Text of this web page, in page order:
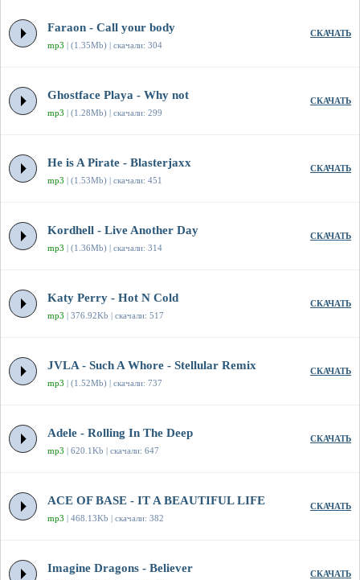
Faraon - Call your body
mp3 | (1.35Mb) | скачали: 304
СКАЧАТЬ
Ghostface Playa - Why not
mp3 | (1.28Mb) | скачали: 299
СКАЧАТЬ
He is A Pirate - Blasterjaxx
mp3 | (1.53Mb) | скачали: 451
СКАЧАТЬ
Kordhell - Live Another Day
mp3 | (1.36Mb) | скачали: 314
СКАЧАТЬ
Katy Perry - Hot N Cold
mp3 | 376.92Kb | скачали: 517
СКАЧАТЬ
JVLA - Such A Whore - Stellular Remix
mp3 | (1.52Mb) | скачали: 737
СКАЧАТЬ
Adele - Rolling In The Deep
mp3 | 620.1Kb | скачали: 647
СКАЧАТЬ
ACE OF BASE - IT A BEAUTIFUL LIFE
mp3 | 468.13Kb | скачали: 382
СКАЧАТЬ
Imagine Dragons - Believer СКАЧАТЬ